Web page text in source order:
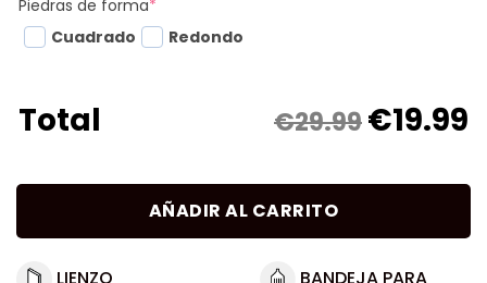
Piedras de forma*
Cuadrado
Redondo
Total €29.99€19.99
AÑADIR AL CARRITO
LIENZO
BANDEJA PARA